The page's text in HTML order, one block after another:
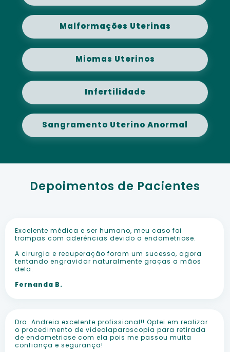
Malformações Uterinas
Miomas Uterinos
Infertilidade
Sangramento Uterino Anormal
Depoimentos de Pacientes
Excelente médica e ser humano, meu caso foi
trompas com aderências devido a endometriose.
A cirurgia e recuperação foram um sucesso, agora
tentando engravidar naturalmente graças a mãos
dela.
Fernanda B.
Dra. Andreia excelente profissional!! Optei em realizar
o procedimento de videolaparoscopia para retirada
de endometriose com ela pois me passou muita
confiança e segurança!